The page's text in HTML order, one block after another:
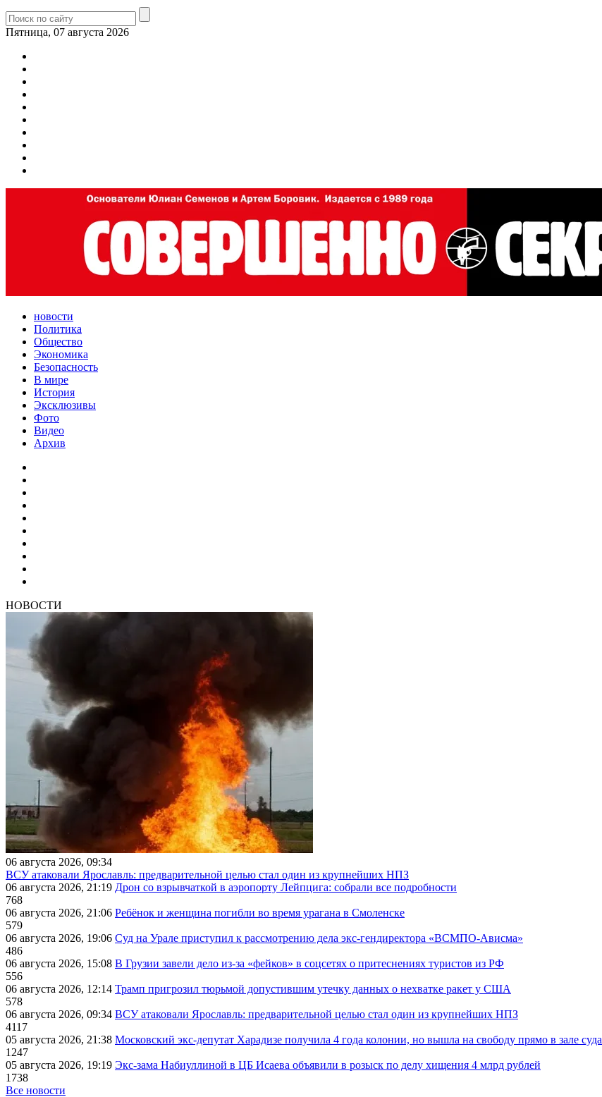
Пятница, 07 августа 2026
новости
Политика
Общество
Экономика
Безопасность
В мире
История
Эксклюзивы
Фото
Видео
Архив
НОВОСТИ
06 августа 2026, 09:34
ВСУ атаковали Ярославль: предварительной целью стал один из крупнейших НПЗ
06 августа 2026, 21:19 Дрон со взрывчаткой в аэропорту Лейпцига: собрали все подробности
768
06 августа 2026, 21:06 Ребёнок и женщина погибли во время урагана в Смоленске
579
06 августа 2026, 19:06 Суд на Урале приступил к рассмотрению дела экс-гендиректора «ВСМПО-Ависма»
486
06 августа 2026, 15:08 В Грузии завели дело из-за «фейков» в соцсетях о притеснениях туристов из РФ
556
06 августа 2026, 12:14 Трамп пригрозил тюрьмой допустившим утечку данных о нехватке ракет у США
578
06 августа 2026, 09:34 ВСУ атаковали Ярославль: предварительной целью стал один из крупнейших НПЗ
4117
05 августа 2026, 21:38 Московский экс-депутат Харадизе получила 4 года колонии, но вышла на свободу прямо в зале суда
1247
05 августа 2026, 19:19 Экс-зама Набиуллиной в ЦБ Исаева объявили в розыск по делу хищения 4 млрд рублей
1738
Все новости